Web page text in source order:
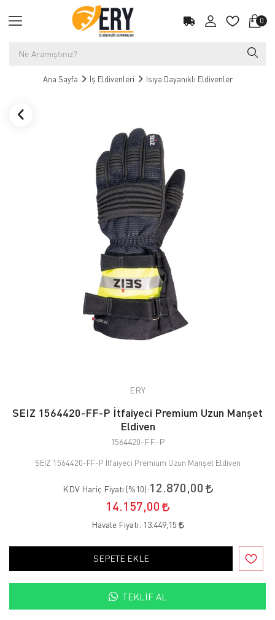
0
Ana Sayfa İş Eldivenleri Isıya Dayanıklı Eldivenler
ERY
SEIZ 1564420-FF-P İtfaiyeci Premium Uzun Manşet
Eldiven
1564420-FF-P
SEIZ 1564420-FF-P İtfaiyeci Premium Uzun Manşet Eldiven
KDV Hariç Fiyatı (%10):12.870,00
14.157,00
Havale Fiyatı: 13.449,15
SEPETE EKLE
TEKLIF AL